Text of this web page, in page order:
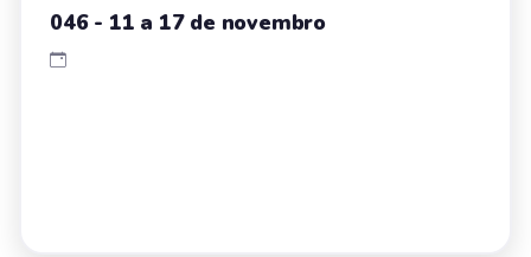
046 - 11 a 17 de novembro